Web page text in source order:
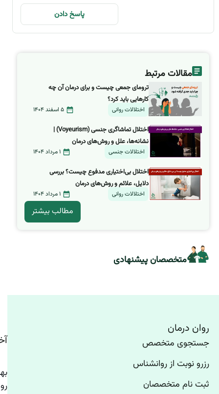
پاسخ دادن
مقالات مرتبط
ترومای جمعی چیست و برای درمان آن چه
کارهایی باید کرد؟
اختلالات روانی 5 اسفند 1404
اختلال تماشاگری جنسی (Voyeurism) |
نشانه‌ها، علل و روش‌های درمان
اختلالات جنسی 1 مرداد 1404
اختلال بی‌اختیاری مدفوع چیست؟ بررسی
دلایل، علائم و روش‌های درمان
اختلالات روانی 1 مرداد 1404
مطالب بیشتر
متخصصان پیشنهادی
روان درمان
جستجوی متخصص
رزرو نوبت از روانشناس
ثبت نام متخصصان